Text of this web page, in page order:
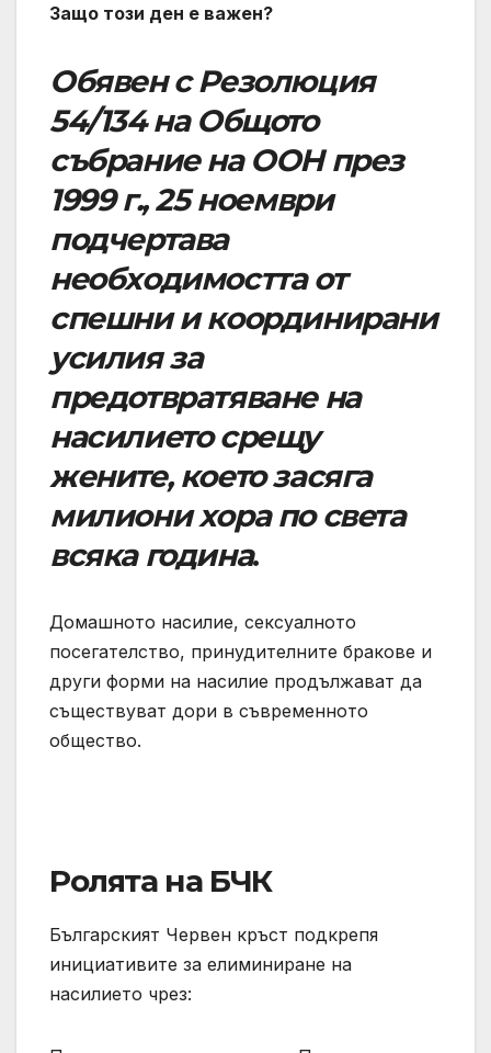
Защо този ден е важен?
Обявен с Резолюция
54/134 на Общото
събрание на ООН през
1999 г., 25 ноември
подчертава
необходимостта от
спешни и координирани
усилия за
предотвратяване на
насилието срещу
жените, което засяга
милиони хора по света
всяка година.
Домашното насилие, сексуалното
посегателство, принудителните бракове и
други форми на насилие продължават да
съществуват дори в съвременното
общество.
Ролята на БЧК
Българският Червен кръст подкрепя
инициативите за елиминиране на
насилието чрез: